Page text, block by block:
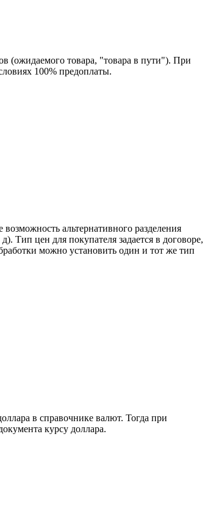
(ожидаемого товара, "товара в пути"). При
100% предоплаты.
альтернативного разделения
Тип цен для покупателя задается в договоре,
можно установить один и тот же тип
в справочнике валют. Тогда при
курсу доллара.